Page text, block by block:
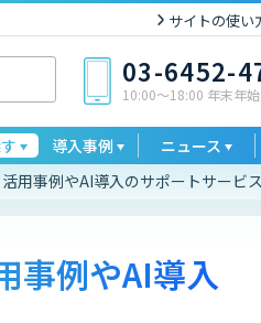
サイトの使い
03-6452-
10:00〜18:00 年末年始
導入事例 ニュース
用事例やAI導入のサポートサービ
事例やAI導入